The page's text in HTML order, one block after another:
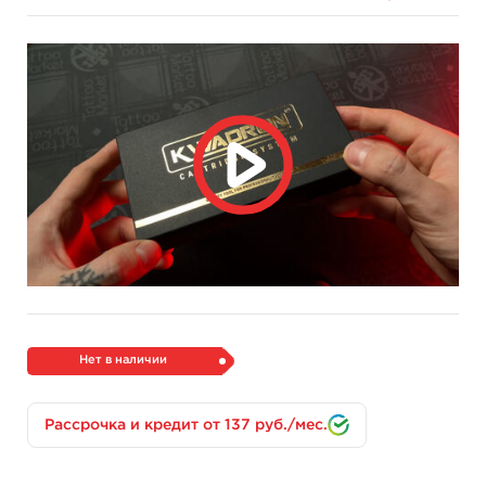
Корпус картриджа изготовлен из медицинского
пластика.
Каждый картридж простерилизован этиленоксидом
(EO) и имеет индивидуальную упаковку.
В коробке 20 шт.
Картриджи KWADRON™ – это высокое качество
производства и идеальная балансировка иглы,
благодаря которой вы навсегда забудете про люфт
иглы в носике, а работать станет намного приятнее и
комфортнее.
Нет в наличии
Рассрочка и кредит от 137 руб./мес.